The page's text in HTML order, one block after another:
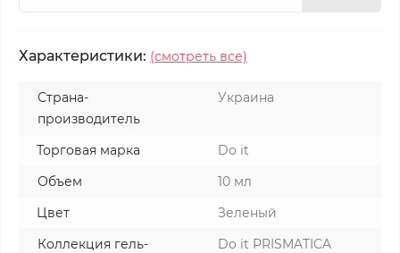
Характеристики: (смотреть все)
Страна-
производитель
Украина
Торговая марка
Do it
Объем
10 мл
Цвет
Зеленый
Коллекция гель-
Do it PRISMATICA